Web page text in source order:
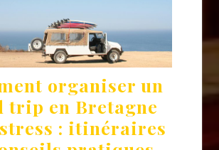
organiser un
trip en Bretagne
: itinéraires